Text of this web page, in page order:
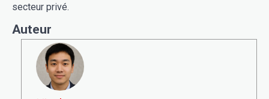
secteur privé.
Auteur